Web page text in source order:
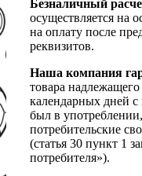
Безналичный
осуществляется на
на оплату после
реквизитов.
Наша компания
товара надлежащего
календарных дней
был в
потребительские
(статья 30 пункт 1
потребителя»).